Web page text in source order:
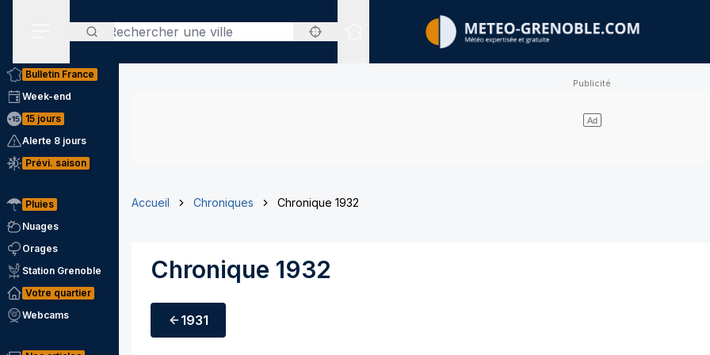
Rechercher
Sites expertisés
Bulletin France
Week-end
15 jours
Alerte 8 jours
Prévi. saison
Pluies
Nuages
Orages
Station Grenoble
Votre quartier
Webcams
Accueil Chroniques Chronique 1932
Chronique 1932
1931